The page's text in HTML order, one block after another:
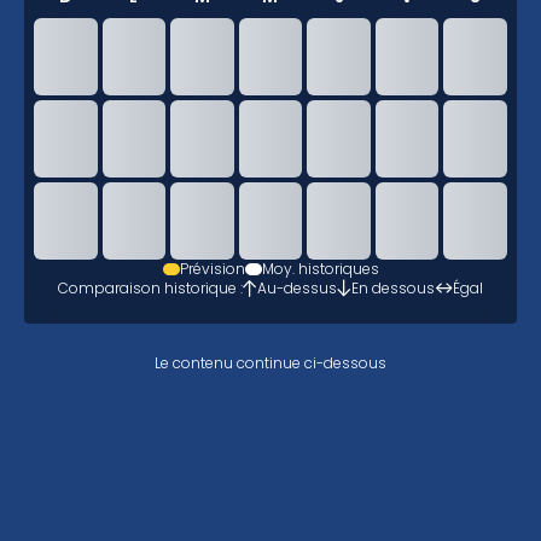
Prévision
Moy. historiques
Comparaison historique :
Au-dessus En dessous Égal
Le contenu continue ci-dessous